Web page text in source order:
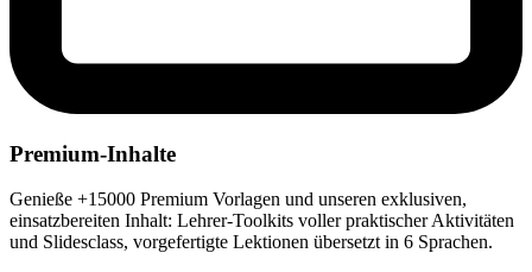
Premium-Inhalte
Genieße +15000 Premium Vorlagen und unseren exklusiven,
einsatzbereiten Inhalt: Lehrer-Toolkits voller praktischer Aktivitäten
und Slidesclass, vorgefertigte Lektionen übersetzt in 6 Sprachen.